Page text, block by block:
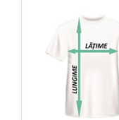
ECHIPAMENT DE LUCRU
PERSONALIZAT
PLACUTE INFORMATIVE
BANNERE
TRICOURI
TRICOURI MĂRCI AUTO